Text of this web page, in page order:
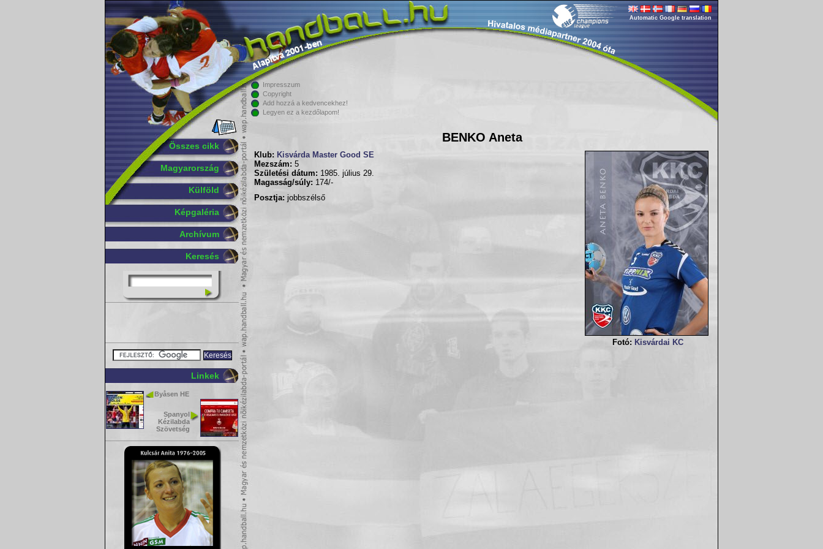
Összes cikk
Magyarország
Külföld
Képgaléria
Archívum
Keresés
Linkek
Byåsen HE
Spanyol
Kézilabda
Szövetség
Automatic Google translation
Impresszum
Copyright
Add hozzá a kedvencekhez!
Legyen ez a kezdőlapom!
BENKO Aneta
Klub: Kisvárda Master Good SE
Mezszám: 5
Születési dátum: 1985. július 29.
Magasság/súly: 174/-
Posztja: jobbszélső
Fotó: Kisvárdai KC